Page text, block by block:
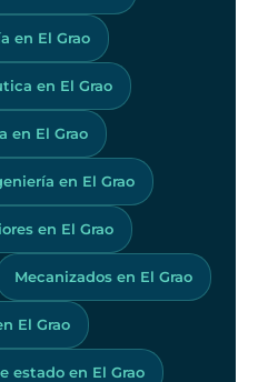
en El Grao
en El Grao
en El Grao
en El Grao
en El Grao
Mecanizados en El Grao
El Grao
estado en El Grao